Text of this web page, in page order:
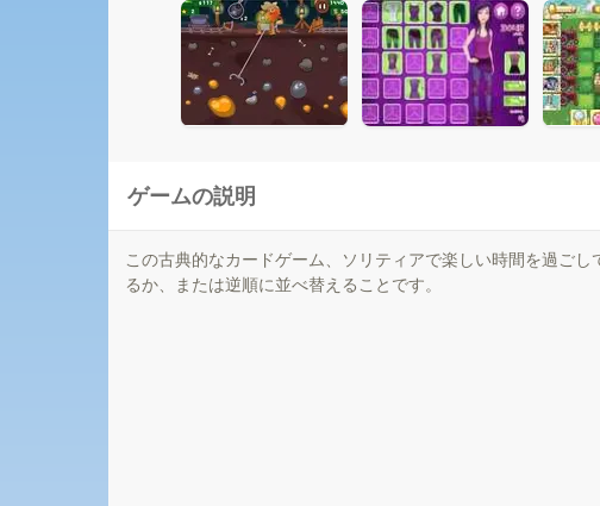
ゲームの説明
この古典的なカードゲーム、ソリティアで楽しい時間を過ご
るか、または逆順に並べ替えることです。